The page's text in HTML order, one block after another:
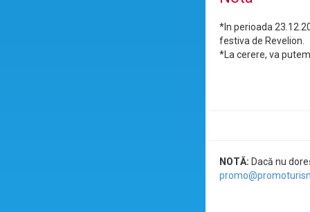
*In perioada
festiva de Revelion.
*La cerere, va
NOTĂ: Dacă nu